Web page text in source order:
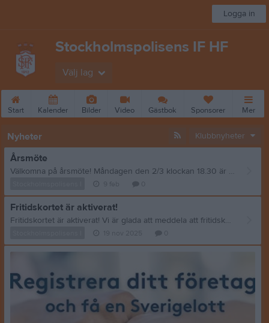
Logga in
Stockholmspolisens IF HF
Välj lag
Start Kalender Bilder Video Gästbok Sponsorer Mer
Nyheter Klubbnyheter
Årsmöte
Välkomna på årsmöte! Måndagen den 2/3 klockan 18.30 är du som är medlem och över 15 år varmt välkommen till vår klubblokal för att delta på Stockholmspolisens IF HF s årsmöte. Motioner skall vara inskickade senast två veckor innan. Vi ses!
Fritidskortet är aktiverat!
Fritidskortet är aktiverat! Vi är glada att meddela att fritidskortet för Polisen handboll nu är aktiverat och att våra medlemmar kan nyttja regeringens initiativ för fler ungas möjlighet till en aktiv och meningsfull fritid. Fritidskortet är en tjänst utvecklad av E-hälsomyndigheten i samarbete med Folkhälsomyndigheten och Försäkringskassan. Du som förälder kan betala dina barns aktiviteter hos oss med hjälp av Fritidskortet. • För vem? Alla barn 8 och 16 år får ett digitalt Fritidskort som kan användas för betalning av fritidsaktiviteter. • Hur? Du kan använda Fritidskortet för att betala träningsavgiften med barnets Fritidskort. • Hur mycket? Grundbeloppet är 500 kronor per barn och år. Hushåll som fick bostadsbidrag förra året kan få 2000 kronor per barn. Läs mer om fritidskortet och vad det innebär här. Om du vill betala en faktura med fritidskortet från Polisen handboll behöver du som vårdnadshavare logga in på Fritidskortet och ansöka om pengar till ditt barns fritidskort. Så här gör du steg för steg 1. Logga in i den digitala tjänsten Fritidskortet. 2. Ansök om pengar till barnets fritidskort – du får svar direkt. 3. Sök upp STOCKHOLMSPOLISENS IDROTTSFÖRENING HA i den digitala tjänsten. 4. Fyll i beloppet och AVI-nummret som står på fakturan så att vi vet vem betalningen kommer ifrån. Om pengarna på Fritidskortet inte täcker hela avgiften, behöver du själv betala resterande belopp till samma AVI-nummer. Finns det pengar kvar på kortet kan du betala för fler fritidsaktiviteter. Vi vill betona vikten av att ni märker era betalningar via Fritidskortet med AVI-numret från er Polisen-faktura för att vi ska kunna matcha rätt betalning till rätt medlem samt betalar till Bankgiro 5415-1964. För dig som redan betalat hela medlemsavgiften: • Logga in på Fritidskortet, ansök om pengar till ditt barn, välj STOCKHOLMSPOLISENS IDROTTSFÖRENING HA (Bankgiro 5415-1964) • Ange referensnumret (AVI-nummer) du hittar på din medlemsfaktura. • Mejla kassor@polisenhandboll.se och ange barnets namn samt kontoinformation såsom namn som hör till kontot och kontonummer som pengarna ska sättas in på. • När pengarna från Fritidskortet har kommit in till oss kommer en utbetalning på 500kr att ske. Glöm inte att maila kassor@polisenhandboll.se och ange barnets namn samt det konto (namn och kontonummer) dit pengarna ska sättas in, då vi inte har den informationen i våra system. Hälsningar Styrelsen.